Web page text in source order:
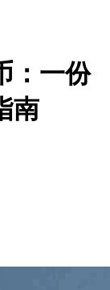
：一份
南